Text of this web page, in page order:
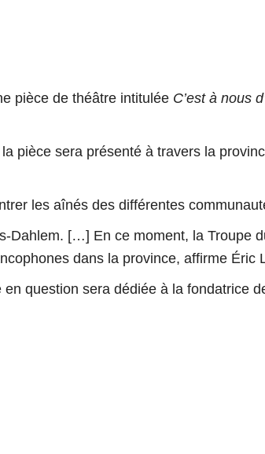
pièce de théâtre intitulée C’est à nous
pièce sera présenté à travers la
les aînés des différentes
Dahlem. […] En ce moment, la
dans la province, affirme Éric
question sera dédiée à la